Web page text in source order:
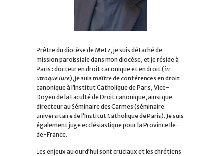
Prêtre du diocèse de Metz, je suis détaché de
mission paroissiale dans mon diocèse, et je réside à
Paris : docteur en droit canonique et en droit (in
utroque iure), je suis maître de conférences en droit
canonique à l’Institut Catholique de Paris, Vice-
Doyen de la Faculté de Droit canonique, ainsi que
directeur au Séminaire des Carmes (séminaire
universitaire de l’Institut Catholique de Paris). Je suis
également juge ecclésiastique pour la Province Ile-
de-France.
Les enjeux aujourd’hui sont cruciaux et les chrétiens